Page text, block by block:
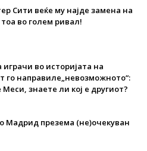
Сити веќе му најде замена на
во голем ривал!
играчи во историјата на
го направиле„невозможното“:
Меси, знаете ли кој е другиот?
Мадрид презема (не)очекуван